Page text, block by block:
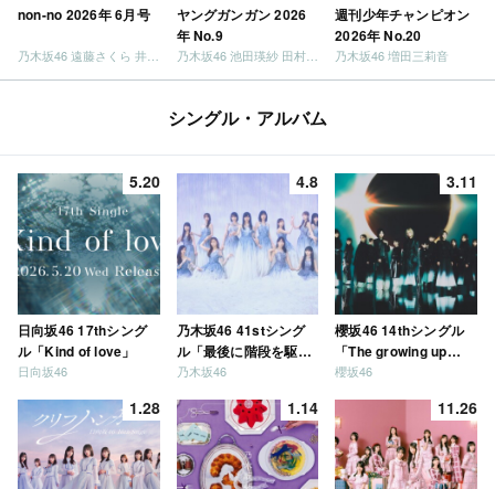
non-no 2026年 6月号
ヤングガンガン 2026
年 No.9
乃木坂46 池田瑛紗 田村真佑
週刊少年チャンピオン
2026年 No.20
乃木坂46 増田三莉音
シングル・アルバム
5.20
日向坂46 17thシング
ル「Kind of love」
日向坂46
4.8
乃木坂46 41stシング
ル「最後に階段を駆け
上がったのはいつ
乃木坂46
3.11
櫻坂46 14thシングル
「The growing up
train」
櫻坂46
1.28 1.14 11.26